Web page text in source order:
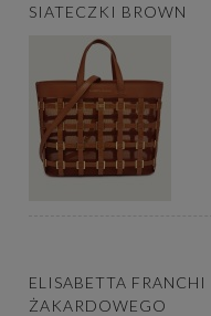
SIATECZKI BROWN
ELISABETTA
ŻAKARDOWEGO